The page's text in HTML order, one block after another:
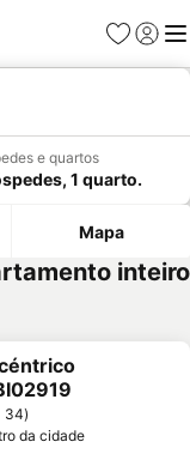
Favoritos
Iniciar
e quartos
1 quarto.
Mapa
inteiro
favoritos
34
da cidade